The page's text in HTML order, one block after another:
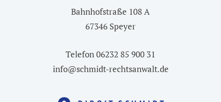
Bahnhofstraße 108 A
67346 Speyer
Telefon 06232 85 900 31
info@schmidt-rechtsanwalt.de